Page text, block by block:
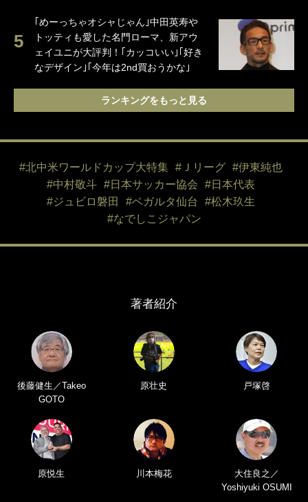
｢めーっちゃオシャじゃん｣中田英寿や
トッティも愛した名門ローマ、新アウ
ェイユニが大評判！｢カッコいい｣｢好き
なデザイン｣｢今年は2nd買おうかな｣
ランキングをもっと見る
#北中米ワールドカップ大特集 #Ｊリーグ
#伊東純也
#中村敬斗
#日本サッカー協会
#日本代表
#ジュビロ磐田
#ベガルタ仙台
#松木玖生
#なでしこジャパン
著者紹介
後藤健生／Takeo
GOTO
原壮史 戸塚啓
原悦生 川本梅花
大住良之／
Yoshiyuki OSUMI